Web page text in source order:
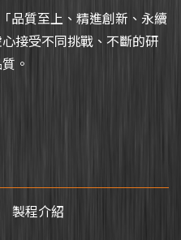
品質至上、精進創新、永續
接受不同挑戰、不斷的研
。
製程介紹